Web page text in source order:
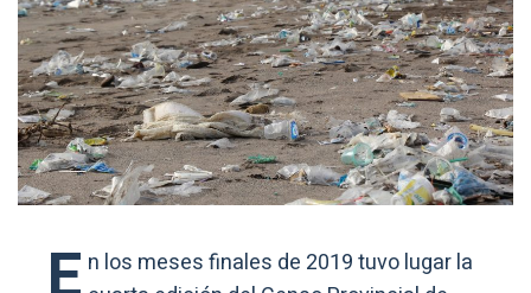
n los meses finales de 2019 tuvo lugar la